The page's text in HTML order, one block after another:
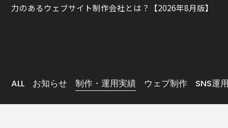
力のあるウェブサイト制作会社とは？【2026年8月版】
ALL お知らせ 制作・運用実績 ウェブ制作 SNS運